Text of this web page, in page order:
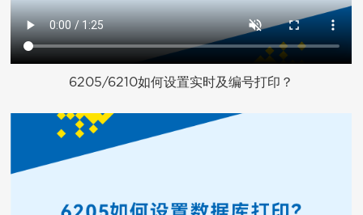
6205/6210如何设置实时及编号打印？